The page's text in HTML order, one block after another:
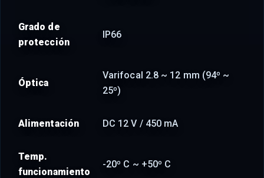
Grado de
protección
IP66
Óptica
Varifocal 2.8 ~ 12 mm (94º ~
25º)
Alimentación DC 12 V / 450 mA
Temp.
funcionamiento
-20º C ~ +50º C